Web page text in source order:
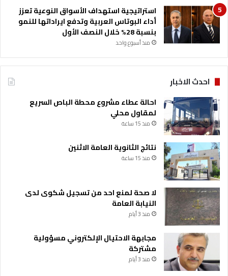
استراتيجية استهداف الأسواق النوعية تعزز
أداء البوتاس العربية وتدفع ايراداتها للنمو
بنسبة 28% خلال النصف الأول
منذ أسبوع واحد
احدث الاخبار
احالة عطاء مشروع محطة الباص السريع
لمقاول محلي
منذ 15 ساعة
نتائج الثانوية العامة الاثنين
منذ 15 ساعة
لا صحة لمنع احد من تسجيل شكوى لدى
النيابة العامة
منذ 3 أيام
مجابهة الاحتيال الإلكتروني مسؤولية
مشتركة
منذ 3 أيام